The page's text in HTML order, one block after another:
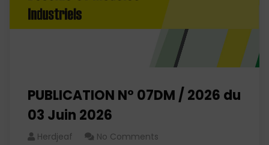
PUBLICATION N° 07DM / 2026 du
03 Juin 2026
Herdjeaf No Comments